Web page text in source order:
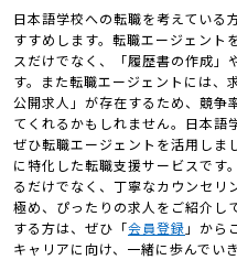
日本語学校への転職を考えている
すすめします。転職エージェント
スだけでなく、「履歴書の作成」
す。また転職エージェントには、
公開求人」が存在するため、競争
てくれるかもしれません。日本語
ぜひ転職エージェントを活用しま
に特化した転職支援サービスです
るだけでなく、丁寧なカウンセリ
極め、ぴったりの求人をご紹介し
する方は、ぜひ「会員登録 」から
キャリアに向け、一緒に歩んでい